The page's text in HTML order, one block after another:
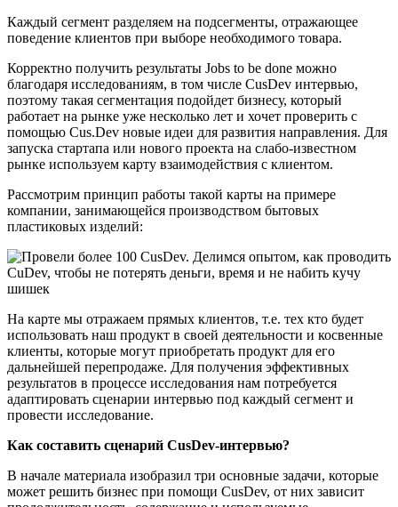
Каждый сегмент разделяем на подсегменты, отражающее
поведение клиентов при выборе необходимого товара.
Корректно получить результаты Jobs to be done можно
благодаря исследованиям, в том числе CusDev интервью,
поэтому такая сегментация подойдет бизнесу, который
работает на рынке уже несколько лет и хочет проверить с
помощью Cus.Dev новые идеи для развития направления. Для
запуска стартапа или нового проекта на слабо-известном
рынке используем карту взаимодействия с клиентом.
Рассмотрим принцип работы такой карты на примере
компании, занимающейся производством бытовых
пластиковых изделий:
На карте мы отражаем прямых клиентов, т.е. тех кто будет
использовать наш продукт в своей деятельности и косвенные
клиенты, которые могут приобретать продукт для его
дальнейшей перепродаже. Для получения эффективных
результатов в процессе исследования нам потребуется
адаптировать сценарии интервью под каждый сегмент и
провести исследование.
Как составить сценарий CusDev-интервью?
В начале материала изобразил три основные задачи, которые
может решить бизнес при помощи CusDev, от них зависит